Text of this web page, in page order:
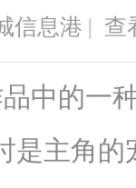
信息港 | 查
中的一
是主角